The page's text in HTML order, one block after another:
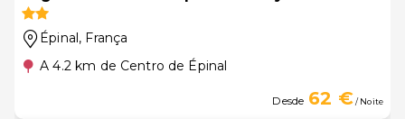
Épinal, França
A 4.2 km de Centro de Épinal
Desde 62 €/ Noite